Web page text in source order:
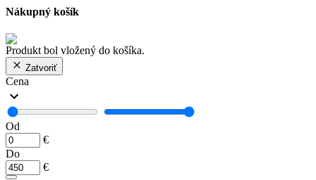
Nákupný košík
Produkt bol vložený do košíka.
Zatvoriť
Cena
Od
€
Do
€